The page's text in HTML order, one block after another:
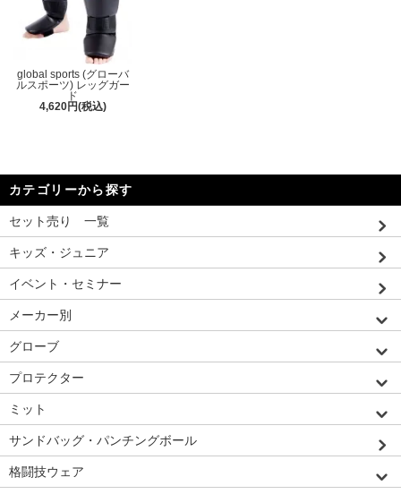
global sports (グローバ
ルスポーツ) レッグガー
ド
4,620円(税込)
カテゴリーから探す
セット売り 一覧
キッズ・ジュニア
イベント・セミナー
メーカー別
グローブ
プロテクター
ミット
サンドバッグ・パンチングボール
格闘技ウェア